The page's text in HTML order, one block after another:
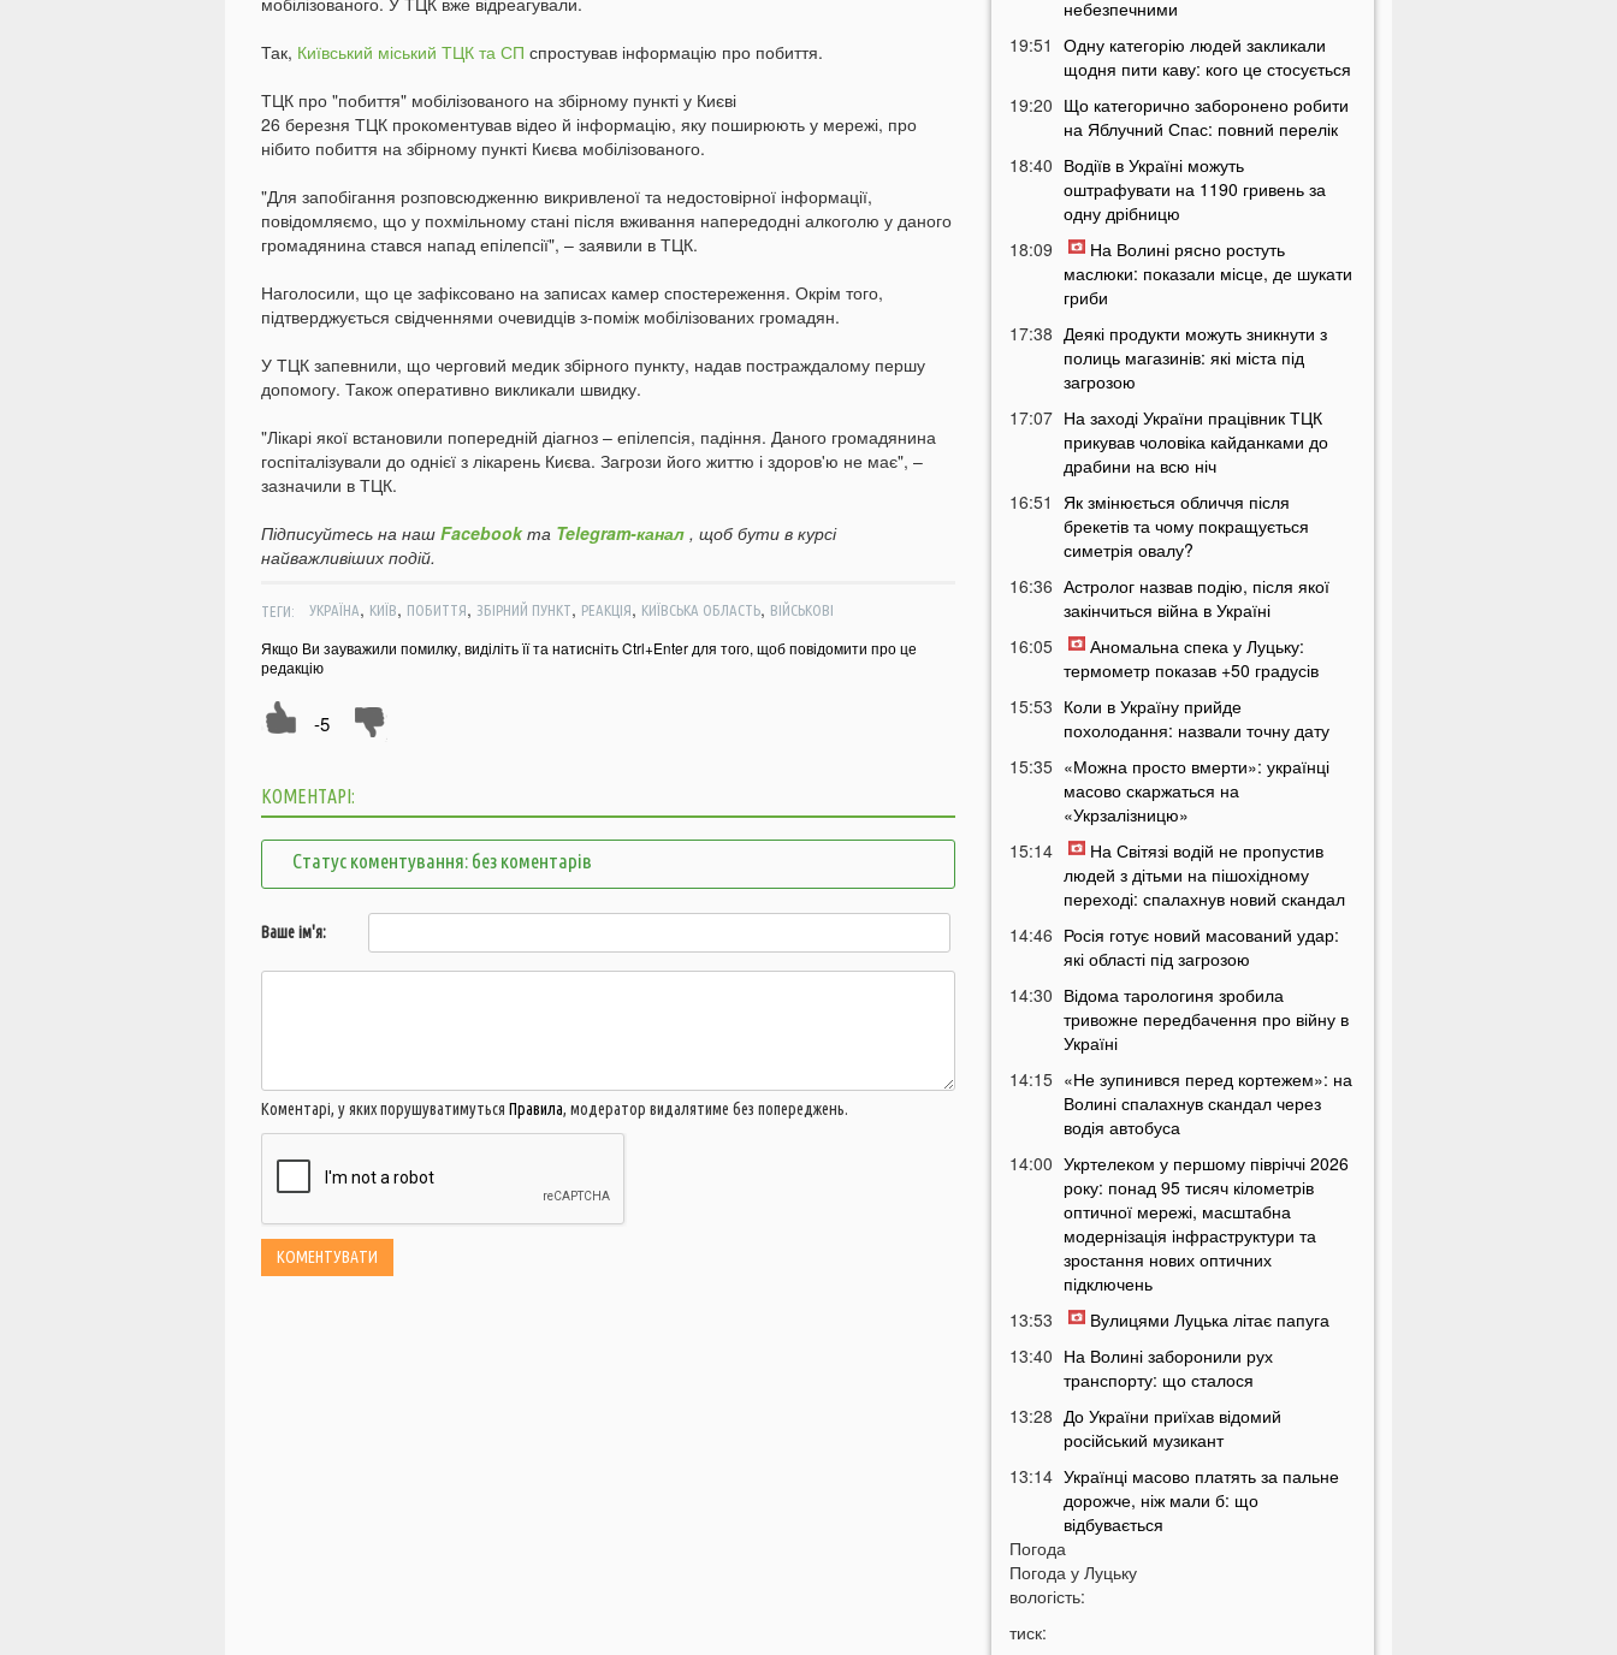
Так, Київський міський ТЦК та СП спростував інформацію про побиття.
ТЦК про "побиття" мобілізованого на збірному пункті у Києві
26 березня ТЦК прокоментував відео й інформацію, яку поширюють у мережі, про
нібито побиття на збірному пункті Києва мобілізованого.
"Для запобігання розповсюдженню викривленої та недостовірної інформації,
повідомляємо, що у похмільному стані після вживання напередодні алкоголю у даного
громадянина стався напад епілепсії", – заявили в ТЦК.
Наголосили, що це зафіксовано на записах камер спостереження. Окрім того,
підтверджується свідченнями очевидців з-поміж мобілізованих громадян.
У ТЦК запевнили, що черговий медик збірного пункту, надав постраждалому першу
допомогу. Також оперативно викликали швидку.
"Лікарі якої встановили попередній діагноз – епілепсія, падіння. Даного громадянина
госпіталізували до однієї з лікарень Києва. Загрози його життю і здоров'ю не має", –
зазначили в ТЦК.
Підписуйтесь на наш Facebookта Telegram-канал , щоб бути в курсі
найважливіших подій.
ТЕГИ: УКРАЇНА, КИЇВ, ПОБИТТЯ, ЗБІРНИЙ ПУНКТ, РЕАКЦІЯ, КИЇВСЬКА ОБЛАСТЬ, ВІЙСЬКОВІ
Якщо Ви зауважили помилку, виділіть її та натисніть Ctrl+Enter для того, щоб повідомити про це
редакцію
-5
КОМЕНТАРІ:
Статус коментування: без коментарів
Ваше ім'я:
Коментарі, у яких порушуватимуться Правила, модератор видалятиме без попереджень.
небезпечними
19:51
Одну категорію людей закликали
щодня пити каву: кого це стосується
19:20 Що категорично заборонено робити
на Яблучний Спас: повний перелік
18:40 Водіїв в Україні можуть
оштрафувати на 1190 гривень за
одну дрібницю
18:09
На Волині рясно ростуть
маслюки: показали місце, де шукати
гриби
17:38 Деякі продукти можуть зникнути з
полиць магазинів: які міста під
загрозою
17:07 На заході України працівник ТЦК
прикував чоловіка кайданками до
драбини на всю ніч
16:51
Як змінюється обличчя після
брекетів та чому покращується
симетрія овалу?
16:36 Астролог назвав подію, після якої
закінчиться війна в Україні
16:05
Аномальна спека у Луцьку:
термометр показав +50 градусів
15:53 Коли в Україну прийде
похолодання: назвали точну дату
15:35 «Можна просто вмерти»: українці
масово скаржаться на
«Укрзалізницю»
15:14
На Світязі водій не пропустив
людей з дітьми на пішохідному
переході: спалахнув новий скандал
14:46 Росія готує новий масований удар:
які області під загрозою
14:30 Відома тарологиня зробила
тривожне передбачення про війну в
Україні
14:15 «Не зупинився перед кортежем»: на
Волині спалахнув скандал через
водія автобуса
14:00 Укртелеком у першому півріччі 2026
року: понад 95 тисяч кілометрів
оптичної мережі, масштабна
модернізація інфраструктури та
зростання нових оптичних
підключень
13:53
Вулицями Луцька літає папуга
13:40 На Волині заборонили рух
транспорту: що сталося
13:28 До України приїхав відомий
російський музикант
13:14 Українці масово платять за пальне
дорожче, ніж мали б: що
відбувається
12:45 Українців попередили про
повернення графіків відключень
світла
12:26
Погода
Погода у Луцьку
вологість:
тиск: